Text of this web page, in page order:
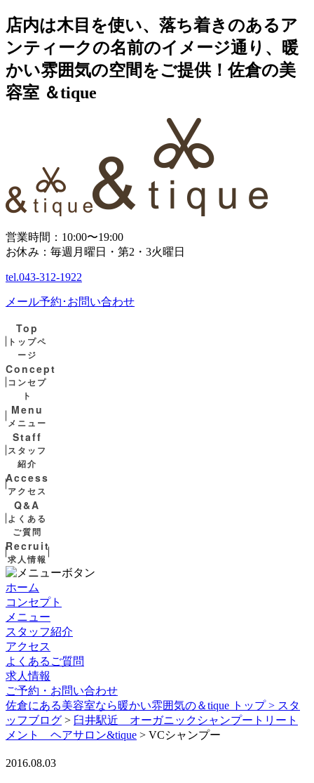
店内は木目を使い、落ち着きのあるア
ンティークの名前のイメージ通り、暖
かい雰囲気の空間をご提供！佐倉の美
容室 ＆tique
営業時間：10:00〜19:00
お休み：毎週月曜日・第2・3火曜日
tel.043-312-1922
メール予約･お問い合わせ
Top
トップペ
ージ
Concept
コンセプ
ト
Menu
メニュー
Staff
スタッフ
紹介
Access
アクセス
Q&A
よくある
ご質問
Recruit
求人情報
ホーム
コンセプト
メニュー
スタッフ紹介
アクセス
よくあるご質問
求人情報
ご予約・お問い合わせ
佐倉にある美容室なら暖かい雰囲気の＆tique トップ > スタ
ッフブログ > 臼井駅近 オーガニックシャンプートリート
メント ヘアサロン&tique > VCシャンプー
2016.08.03